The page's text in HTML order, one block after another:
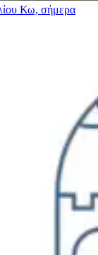
Κω, σήμερα